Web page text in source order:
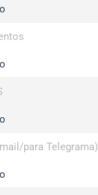
para Telegrama)